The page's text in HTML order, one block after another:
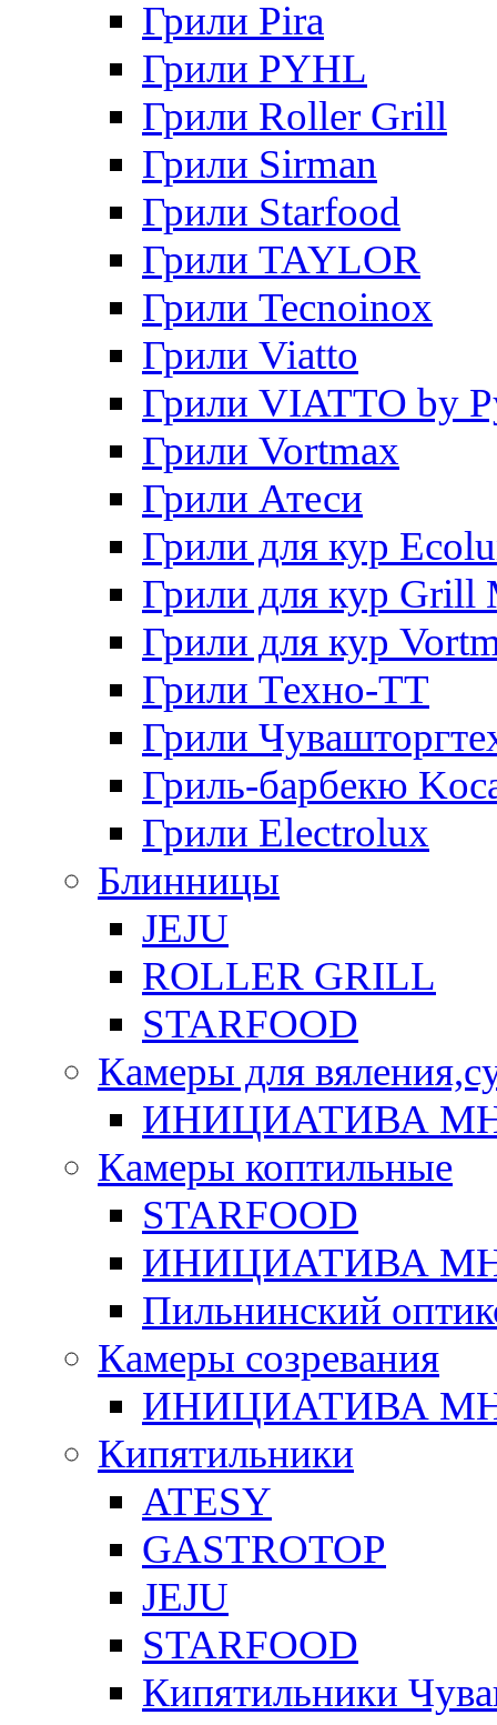
Грили Pira
Грили PYHL
Грили Roller Grill
Грили Sirman
Грили Starfood
Грили TAYLOR
Грили Tecnoinox
Грили Viatto
Грили VIATTO by
Грили Vortmax
Грили Атеси
Грили для кур
Грили для кур Grill
Грили для кур
Грили Техно-ТТ
Грили
Гриль-барбекю
Грили Electrolux
Блинницы
JEJU
ROLLER GRILL
STARFOOD
Камеры для
ИНИЦИАТИВА
Камеры коптильные
STARFOOD
ИНИЦИАТИВА
Пильнинский
Камеры созревания
ИНИЦИАТИВА
Кипятильники
ATESY
GASTROTOP
JEJU
STARFOOD
Кипятильники